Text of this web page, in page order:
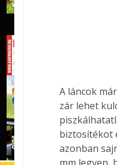
A láncok
zár lehet
biztosítékot
azonban